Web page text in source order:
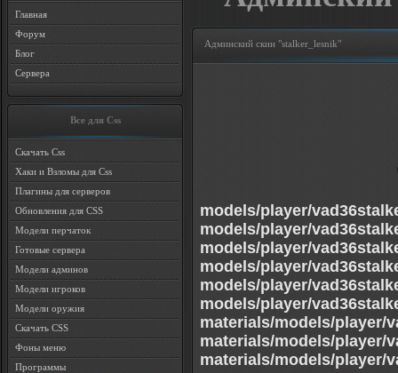
Главная
Форум
Блог
Сервера
Все для Css
Скачать Css
Хаки и Взломы для Css
Плагины для серверов
Обновления для CSS
Модели перчаток
Готовые сервера
Модели админов
Модели игроков
Модели оружия
Скачать CSS
Фоны меню
Программы
Админский скин "stalker_lesnik"
models/player/
models/player/
models/player/
models/player/
models/player/
models/player/
materials/models/player/
materials/models/player/
materials/models/player/